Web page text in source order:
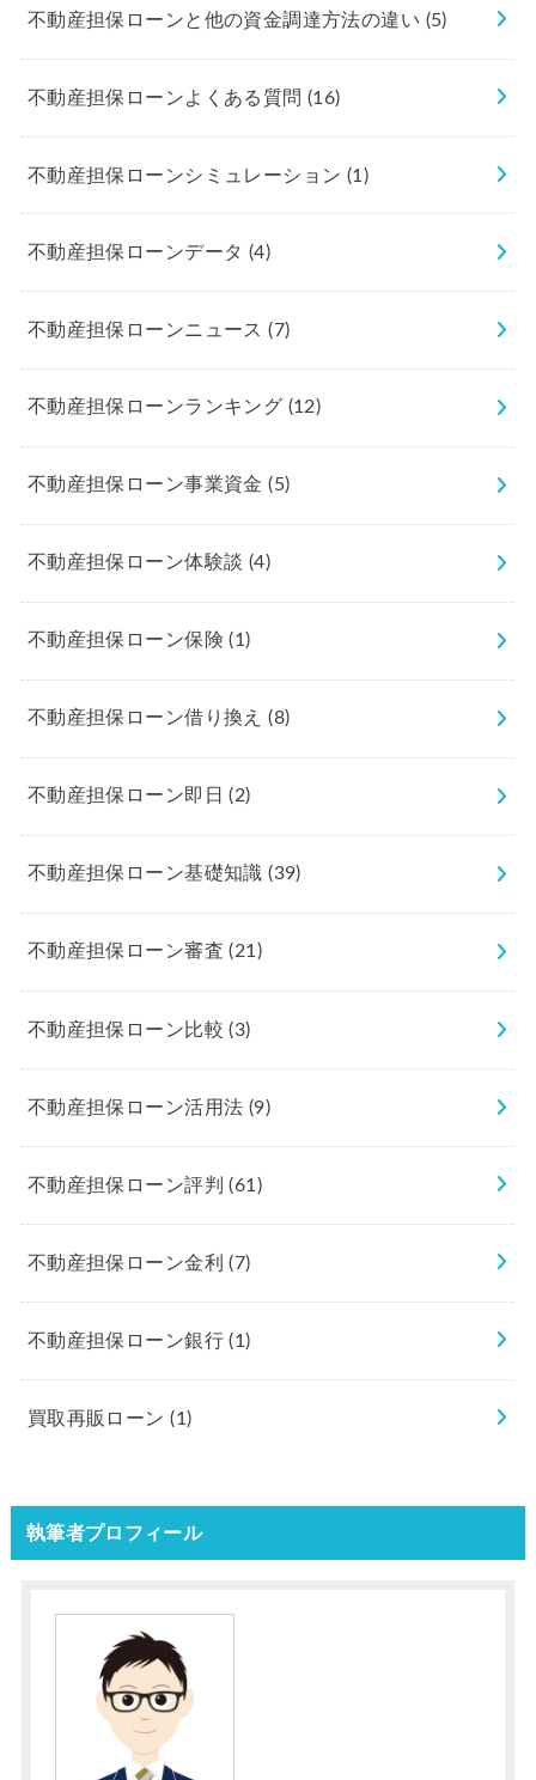
不動産担保ローンと他の資金調達方法の違い (5)
不動産担保ローンよくある質問(16)
不動産担保ローンシミュレーション (1)
不動産担保ローンデータ (4)
不動産担保ローンニュース(7)
不動産担保ローンランキング (12)
不動産担保ローン事業資金(5)
不動産担保ローン体験談 (4)
不動産担保ローン保険(1)
不動産担保ローン借り換え(8)
不動産担保ローン即日(2)
不動産担保ローン基礎知識(39)
不動産担保ローン審査(21)
不動産担保ローン比較(3)
不動産担保ローン活用法 (9)
不動産担保ローン評判(61)
不動産担保ローン金利(7)
不動産担保ローン銀行(1)
買取再販ローン(1)
執筆者プロフィール